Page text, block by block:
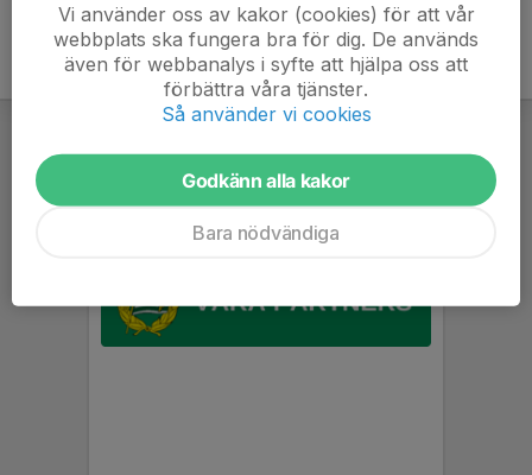
Vi använder oss av kakor (cookies) för att vår
webbplats ska fungera bra för dig. De används
även för webbanalys i syfte att hjälpa oss att
förbättra våra tjänster.
Så använder vi cookies
Godkänn alla kakor
Bara nödvändiga